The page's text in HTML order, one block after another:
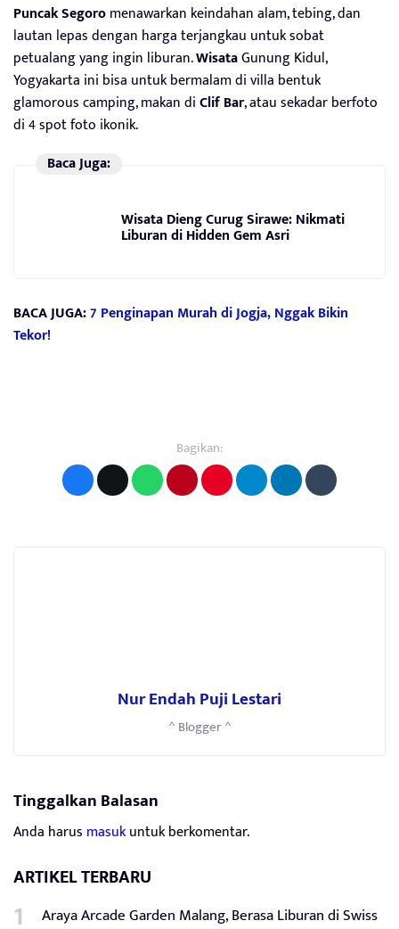
Puncak Segoromenawarkan keindahan alam, tebing, dan
lautan lepas dengan harga terjangkau untuk sobat
petualang yang ingin liburan.WisataGunung Kidul,
Yogyakarta ini bisa untuk bermalam di villa bentuk
glamorous camping, makan diClif Bar, atau sekadar berfoto
di 4 spot foto ikonik.
Baca Juga:
Wisata Dieng Curug Sirawe: Nikmati
Liburan di Hidden Gem Asri
BACA JUGA:7 Penginapan Murah di Jogja, Nggak Bikin
Tekor!
Bagikan:
Nur Endah Puji Lestari
^ Blogger ^
Tinggalkan Balasan
Anda harus masukuntuk berkomentar.
ARTIKEL TERBARU
Araya Arcade Garden Malang, Berasa Liburan di Swiss